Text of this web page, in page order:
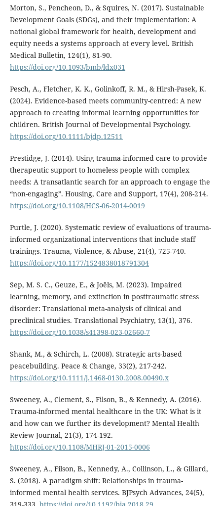
Morton, S., Pencheon, D., & Squires, N. (2017). Sustainable
Development Goals (SDGs), and their implementation: A
national global framework for health, development and
equity needs a systems approach at every level. British
Medical Bulletin, 124(1), 81-90.
https://doi.org/10.1093/bmb/ldx031
Pesch, A., Fletcher, K. K., Golinkoff, R. M., & Hirsh-Pasek, K.
(2024). Evidence-based meets community-centred: A new
approach to creating informal learning opportunities for
children. British Journal of Developmental Psychology.
https://doi.org/10.1111/bjdp.12511
Prestidge, J. (2014). Using trauma-informed care to provide
therapeutic support to homeless people with complex
needs: A transatlantic search for an approach to engage the
“non-engaging”. Housing, Care and Support, 17(4), 208-214.
https://doi.org/10.1108/HCS-06-2014-0019
Purtle, J. (2020). Systematic review of evaluations of trauma-
informed organizational interventions that include staff
trainings. Trauma, Violence, & Abuse, 21(4), 725-740.
https://doi.org/10.1177/1524838018791304
Sep, M. S. C., Geuze, E., & Joëls, M. (2023). Impaired
learning, memory, and extinction in posttraumatic stress
disorder: Translational meta-analysis of clinical and
preclinical studies. Translational Psychiatry, 13(1), 376.
https://doi.org/10.1038/s41398-023-02660-7
Shank, M., & Schirch, L. (2008). Strategic arts-based
peacebuilding. Peace & Change, 33(2), 217-242.
https://doi.org/10.1111/j.1468-0130.2008.00490.x
Sweeney, A., Clement, S., Filson, B., & Kennedy, A. (2016).
Trauma-informed mental healthcare in the UK: What is it
and how can we further its development? Mental Health
Review Journal, 21(3), 174-192.
https://doi.org/10.1108/MHRJ-01-2015-0006
Sweeney, A., Filson, B., Kennedy, A., Collinson, L., & Gillard,
S. (2018). A paradigm shift: Relationships in trauma-
informed mental health services. BJPsych Advances, 24(5),